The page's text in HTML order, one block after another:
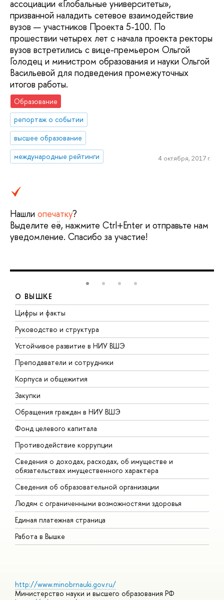
ассоциации «Глобальные университеты»,
призванной наладить сетевое взаимодействие
вузов — участников Проекта 5-100. По
прошествии четырех лет с начала проекта ректоры
вузов встретились с вице-премьером Ольгой
Голодец и министром образования и науки Ольгой
Васильевой для подведения промежуточных
итогов работы.
Образование
репортаж о событии
высшее образование
международные рейтинги
4 октября, 2017 г.
Нашли опечатку?
Выделите её, нажмите Ctrl+Enter и отправьте нам
уведомление. Спасибо за участие!
О ВЫШКЕ
Цифры и факты
Руководство и структура
Устойчивое развитие в НИУ ВШЭ
Преподаватели и сотрудники
Корпуса и общежития
Закупки
Обращения граждан в НИУ ВШЭ
Фонд целевого капитала
Противодействие коррупции
Сведения о доходах, расходах, об имуществе и
обязательствах имущественного характера
Сведения об образовательной организации
Людям с ограниченными возможностями здоровья
Единая платежная страница
Работа в Вышке
http://www.minobrnauki.gov.ru/
Министерство науки и высшего образования РФ